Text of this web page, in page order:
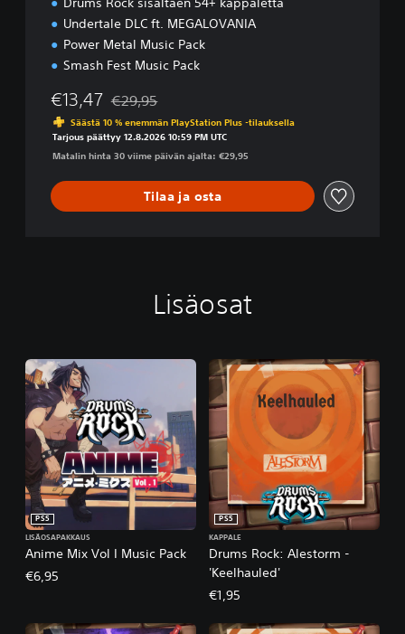
Undertale DLC ft. MEGALOVANIA
Power Metal Music Pack
Smash Fest Music Pack
€13,47 Alennettu alkuperäisestä hinnasta €29,95
€29,95
Säästä 10 % enemmän PlayStation Plus -tilauksella
Tarjous päättyy 12.8.2026 10:59 PM UTC
Matalin hinta 30 viime päivän ajalta: €29,95
Tilaa ja osta
Lisäosat
Anime Mix Vol I Music Pack
PS5
LISÄOSAPAKKAUS
€6,95
Drums Rock: Alestorm -
'Keelhauled'
PS5
KAPPALE
€1,95